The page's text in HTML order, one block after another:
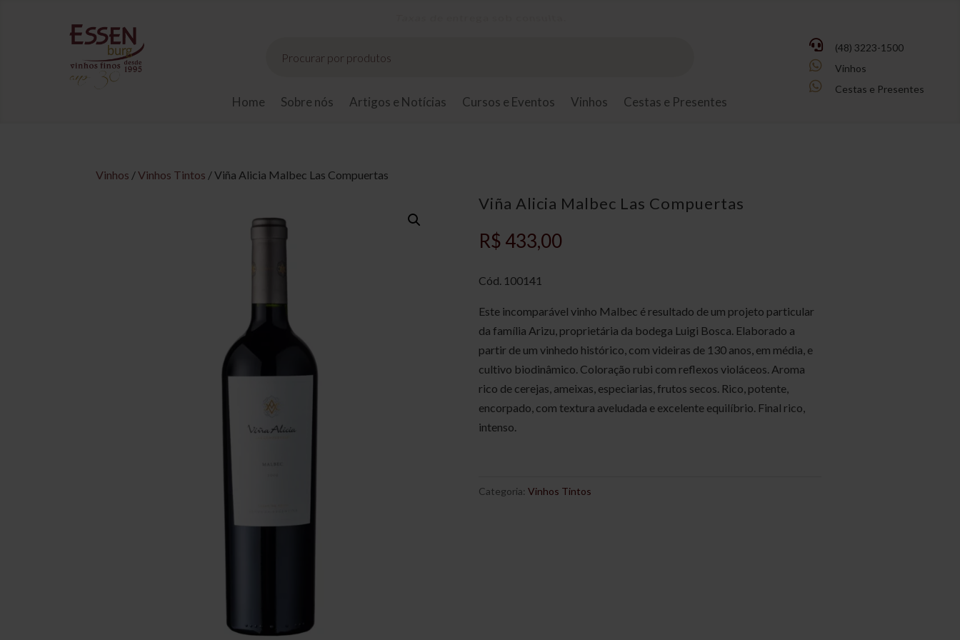
produtos
Home Sobre nós Artigos e Notícias Cursos e Eventos Vinhos Cestas e Presentes
 (48) 3223-1500
 Vinhos
 Cestas e Presentes
Vinhos /Vinhos Tintos / Viña Alicia Malbec Las Compuertas
Viña Alicia Malbec Las Compuertas
R$ 433,00
Cód. 100141
Este incomparável vinho Malbec é resultado de um projeto particular
da família Arizu, proprietária da bodega Luigi Bosca. Elaborado a
partir de um vinhedo histórico, com videiras de 130 anos, em média, e
cultivo biodinâmico. Coloração rubi com reflexos violáceos. Aroma
rico de cerejas, ameixas, especiarias, frutos secos. Rico, potente,
encorpado, com textura aveludada e excelente equilíbrio. Final rico,
intenso.
Categoria:Vinhos Tintos